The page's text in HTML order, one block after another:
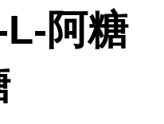
阿糖